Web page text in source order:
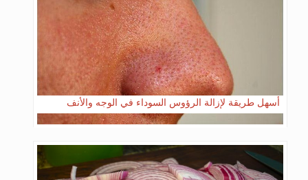
أسهل طريقة لإزالة الرؤوس السوداء في الوجه والأنف